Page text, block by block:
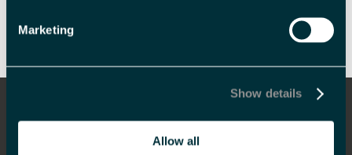
Marketing
Show details
Allow all